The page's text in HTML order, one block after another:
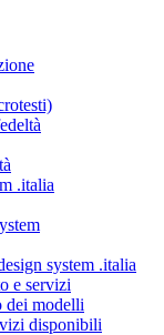
.italia
system .italia
e servizi
dei modelli
disponibili